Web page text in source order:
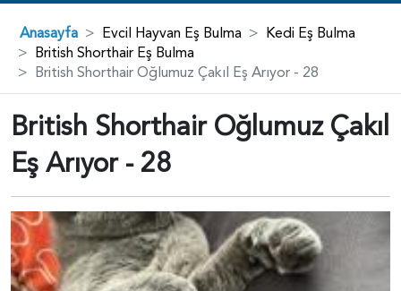
Anasayfa Evcil Hayvan Eş Bulma
Kedi Eş Bulma
British Shorthair Eş Bulma
British Shorthair Oğlumuz Çakıl Eş Arıyor - 28
British Shorthair Oğlumuz Çakıl
Eş Arıyor - 28